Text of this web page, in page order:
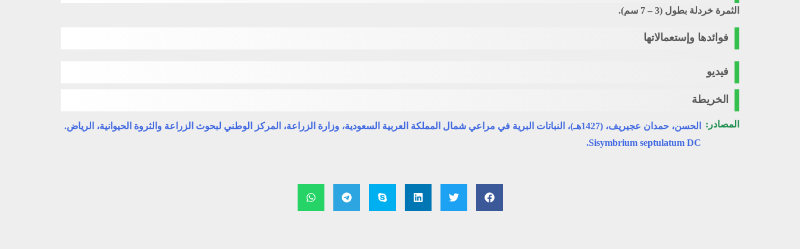
الثمرة خردلة بطول (3 – 7 سم).
فوائدها وإستعمالاتها
فيديو
الخريطة
المصادر:
الحسن، حمدان عجيريف، (1427هـ)، النباتات البرية في مراعي شمال المملكة العربية السعودية، وزارة الزراعة، المركز الوطني لبحوث الزراعة والثروة الحيوانية، الرياض.
Sisymbrium septulatum DC.